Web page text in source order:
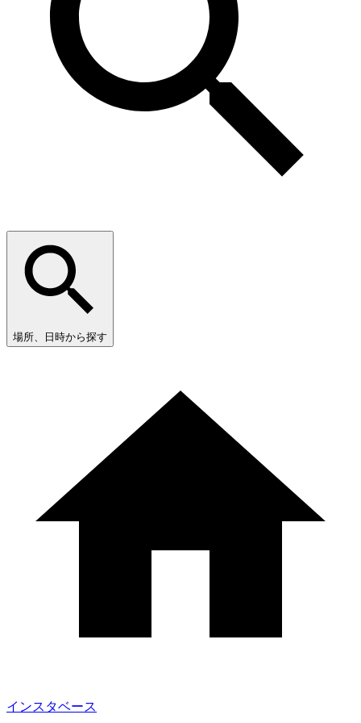
場所、日時から探す
インスタベース